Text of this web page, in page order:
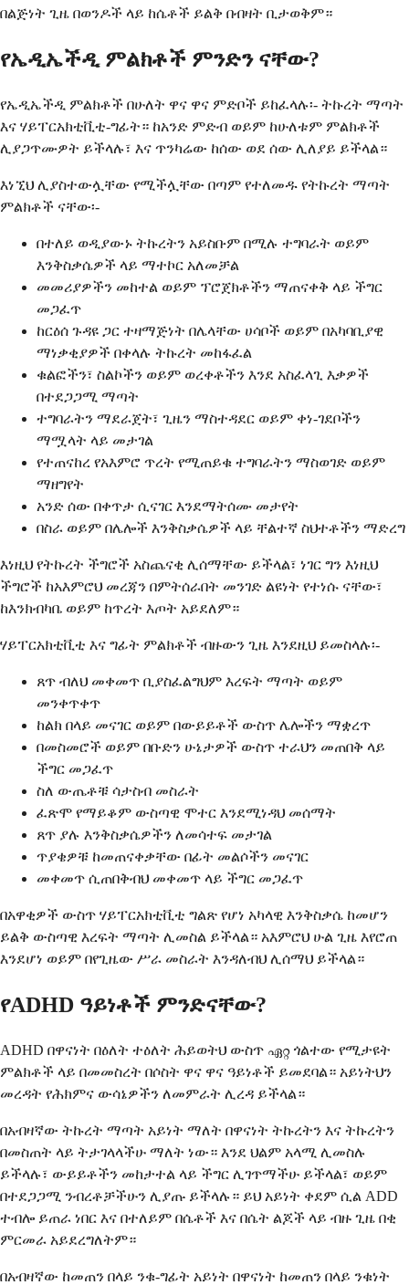
በልጅነት ጊዜ በወንዶች ላይ ከሴቶች ይልቅ በብዛት ቢታወቅም።
የኤዲኤችዲ ምልክቶች ምንድን ናቸው?
የኤዲኤችዲ ምልክቶች በሁለት ዋና ዋና ምድቦች ይከፈላሉ፡- ትኩረት ማጣት
እና ሃይፐርአክቲቪቲ-ግፊት። ከአንድ ምድብ ወይም ከሁለቱም ምልክቶች
ሊያጋጥሙዎት ይችላሉ፣ እና ጥንካሬው ከሰው ወደ ሰው ሊለያይ ይችላል።
እነኚህ ሊያስተውሏቸው የሚችሏቸው በጣም የተለመዱ የትኩረት ማጣት
ምልክቶች ናቸው፡-
በተለይ ወዲያውኑ ትኩረትን አይስቡም በሚሉ ተግባራት ወይም
እንቅስቃሴዎች ላይ ማተኮር አለመቻል
መመሪያዎችን መከተል ወይም ፕሮጀክቶችን ማጠናቀቅ ላይ ችግር
መጋፈጥ
ከርዕሰ ጉዳዩ ጋር ተዛማጅነት በሌላቸው ሀሳቦች ወይም በአካባቢያዊ
ማነቃቂያዎች በቀላሉ ትኩረት መከፋፈል
ቁልፎችን፣ ስልኮችን ወይም ወረቀቶችን እንደ አስፈላጊ እቃዎች
በተደጋጋሚ ማጣት
ተግባራትን ማደራጀት፣ ጊዜን ማስተዳደር ወይም ቀነ-ገደቦችን
ማሟላት ላይ መታገል
የተጠናከረ የአእምሮ ጥረት የሚጠይቁ ተግባራትን ማስወገድ ወይም
ማዘግየት
አንድ ሰው በቀጥታ ሲናገር እንደማትሰሙ መታየት
በስራ ወይም በሌሎች እንቅስቃሴዎች ላይ ቸልተኛ ስህተቶችን ማድረግ
እነዚህ የትኩረት ችግሮች አስጨናቂ ሊሰማቸው ይችላል፣ ነገር ግን እነዚህ
ችግሮች ከአእምሮህ መረጃን በምትሰራበት መንገድ ልዩነት የተነሱ ናቸው፣
ከእንክብካቤ ወይም ከጥረት እጦት አይደለም።
ሃይፐርአክቲቪቲ እና ግፊት ምልክቶች ብዙውን ጊዜ እንደዚህ ይመስላሉ፡-
ጸጥ ብለህ መቀመጥ ቢያስፈልግህም እረፍት ማጣት ወይም
መንቀጥቀጥ
ከልክ በላይ መናገር ወይም በውይይቶች ውስጥ ሌሎችን ማቋረጥ
በመስመሮች ወይም በቡድን ሁኔታዎች ውስጥ ተራህን መጠበቅ ላይ
ችግር መጋፈጥ
ስለ ውጤቶቹ ሳታስብ መስራት
ፈጽሞ የማይቆም ውስጣዊ ሞተር እንደሚነዳህ መሰማት
ጸጥ ያሉ እንቅስቃሴዎችን ለመሳተፍ መታገል
ጥያቄዎቹ ከመጠናቀቃቸው በፊት መልሶችን መናገር
መቀመጥ ሲጠበቅብህ መቀመጥ ላይ ችግር መጋፈጥ
በአዋቂዎች ውስጥ ሃይፐርአክቲቪቲ ግልጽ የሆነ አካላዊ እንቅስቃሴ ከመሆን
ይልቅ ውስጣዊ እረፍት ማጣት ሊመስል ይችላል። አእምሮህ ሁል ጊዜ እየሮጠ
እንደሆነ ወይም በየጊዜው ሥራ መስራት እንዳለብህ ሊሰማህ ይችላል።
የADHD ዓይነቶች ምንድናቸው?
ADHD በዋናነት በዕለት ተዕለት ሕይወትህ ውስጥ ഏറ്റ ጎልተው የሚታዩት
ምልክቶች ላይ በመመስረት በሶስት ዋና ዋና ዓይነቶች ይመደባል። አይነትህን
መረዳት የሕክምና ውሳኔዎችን ለመምራት ሊረዳ ይችላል።
በአብዛኛው ትኩረት ማጣት አይነት ማለት በዋናነት ትኩረትን እና ትኩረትን
በመስጠት ላይ ትታገላላችሁ ማለት ነው። እንደ ህልም አላሚ ሊመስሉ
ይችላሉ፣ ውይይቶችን መከታተል ላይ ችግር ሊገጥማችሁ ይችላል፣ ወይም
በተደጋጋሚ ንብረቶቻችሁን ሊያጡ ይችላሉ። ይህ አይነት ቀደም ሲል ADD
ተብሎ ይጠራ ነበር እና በተለይም በሴቶች እና በሴት ልጆች ላይ ብዙ ጊዜ በቂ
ምርመራ አይደረግለትም።
በአብዛኛው ከመጠን በላይ ንቁ-ግፊት አይነት በዋናነት ከመጠን በላይ ንቁነት